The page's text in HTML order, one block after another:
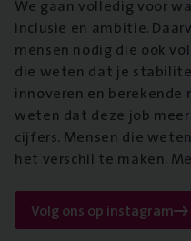
We gaan volledig voor
inclusie en ambitie.
mensen nodig die ook
die weten dat je
innoveren en berekende
weten dat deze job
cijfers. Mensen die
het verschil te maken.
Volg ons op instagram